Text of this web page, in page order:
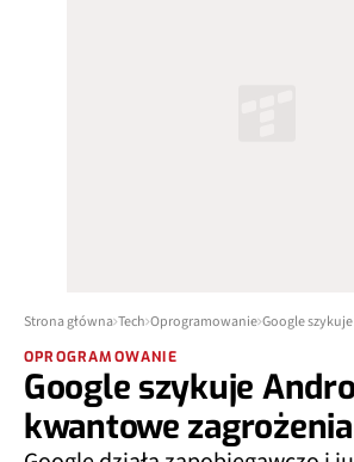
Strona główna Tech Oprogramowanie
OPROGRAMOWANIE
Google szykuje
kwantowe zagrożenia